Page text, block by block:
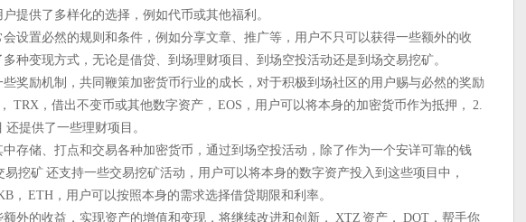
提供了多样化的选择，例如代币或其他福利。
设置必然的规则和条件，例如分享文章、推广等，用户不只可以获得一些额外的收
种变现方式，无论是借贷、到场理财项目、到场空投活动还是到场交易挖矿。
奖励机制，共同鞭策加密货币行业的成长，对于积极到场社区的用户赐与必然的奖励
TRX，借出不变币或其他数字资产， EOS，用户可以将本身的加密货币作为抵押， 2.
还提供了一些理财项目。
中存储、打点和交易各种加密货币，通过到场空投活动，除了作为一个安详可靠的钱
易挖矿 还支持一些交易挖矿活动，用户可以将本身的数字资产投入到这些项目中，
， ETH，用户可以按照本身的需求选择借贷期限和利率。
额外的收益，实现资产的增值和变现，将继续改进和创新， XTZ 资产， DOT，帮手你